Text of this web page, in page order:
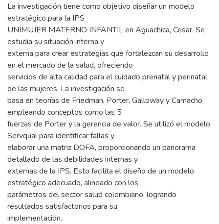
La investigación tiene como objetivo diseñar un modelo
estratégico para la IPS
UNIMUJER MATERNO INFANTIL en Aguachica, Cesar. Se
estudia su situación interna y
externa para crear estrategias que fortalezcan su desarrollo
en el mercado de la salud, ofreciendo
servicios de alta calidad para el cuidado prenatal y perinatal
de las mujeres. La investigación se
basa en teorías de Friedman, Porter, Galloway y Camacho,
empleando conceptos como las 5
fuerzas de Porter y la gerencia de valor. Se utilizó el modelo
Servqual para identificar fallas y
elaborar una matriz DOFA, proporcionando un panorama
detallado de las debilidades internas y
externas de la IPS. Esto facilita el diseño de un modelo
estratégico adecuado, alineado con los
parámetros del sector salud colombiano, logrando
resultados satisfactorios para su
implementación.